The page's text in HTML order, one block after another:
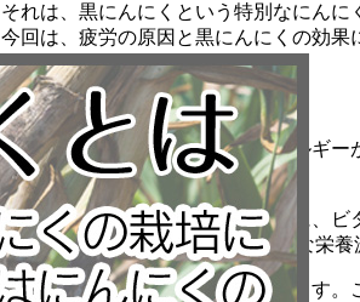
それは、黒にんにくという特別なにんに
今回は、疲労の原因と黒にんにくの効果
〇疲労の原因
疲労の原因には大きく分けてエネルギ
考えられます。
エネルギー不足というのは具体的に、
なぜならビタミンB1は、私達の主な栄
また、活性酸素は身体を酸化させます。